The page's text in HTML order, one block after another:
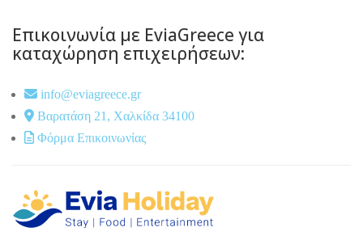
Επικοινωνία με EviaGreece για
καταχώρηση επιχειρήσεων:
info@eviagreece.gr
Βαρατάση 21, Χαλκίδα 34100
Φόρμα Επικοινωνίας